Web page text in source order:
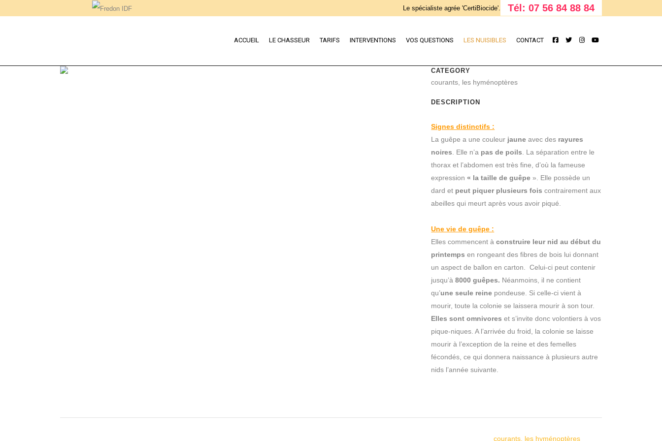
Le spécialiste agrée 'CertiBiocide'. Tél: 07 56 84 88 84
ACCUEIL LE CHASSEUR TARIFS INTERVENTIONS VOS QUESTIONS LES NUISIBLES CONTACT
CATEGORY
courants, les hyménoptères
DESCRIPTION
Signes distinctifs :
La guêpe a une couleur jaune avec des rayures
noires . Elle n’a pas de poils . La séparation entre le
thorax et l’abdomen est très fine, d’où la fameuse
expression« la taille de guêpe ». Elle possède un
dard et peut piquer plusieurs fois contrairement aux
abeilles qui meurt après vous avoir piqué.
Une vie de guêpe :
Elles commencent àconstruire leur nid au début du
printemps en rongeant des fibres de bois lui donnant
un aspect de ballon en carton. Celui-ci peut contenir
jusqu’à8000 guêpes. Néanmoins, il ne contient
qu’une seule reine pondeuse. Si celle-ci vient à
mourir, toute la colonie se laissera mourir à son tour.
Elles sont omnivores et s’invite donc volontiers à vos
pique-niques. A l’arrivée du froid, la colonie se laisse
mourir à l’exception de la reine et des femelles
fécondés, ce qui donnera naissance à plusieurs autre
nids l’année suivante.
courants, les hyménoptères